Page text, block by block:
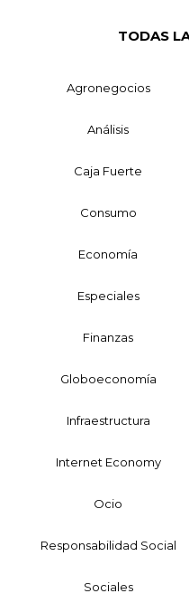
TODAS
Agronegocios
Análisis
Caja Fuerte
Consumo
Economía
Especiales
Finanzas
Globoeconomía
Infraestructura
Internet Economy
Ocio
Responsabilidad Social
Sociales